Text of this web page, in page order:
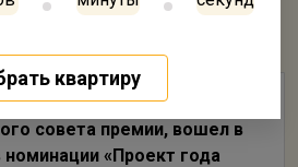
«Янила Кантри», по
совета премии, вошел в
номинации «Проект года
квартиру